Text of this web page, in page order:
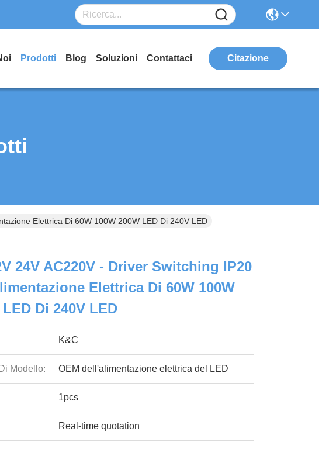
Prodotti Blog Soluzioni Contattaci Citazione
Elettrica Di 60W 100W 200W LED Di 240V LED
24V AC220V - Driver Switching IP20
Elettrica Di 60W 100W
LED Di 240V LED
K&C
Modello: OEM dell'alimentazione elettrica del LED
1pcs
Real-time quotation